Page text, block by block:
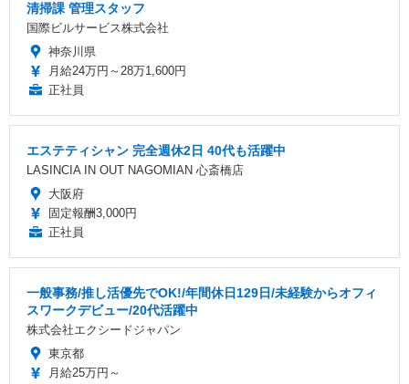
清掃課 管理スタッフ
国際ビルサービス株式会社
神奈川県
月給24万円～28万1,600円
正社員
エステティシャン 完全週休2日 40代も活躍中
LASINCIA IN OUT NAGOMIAN 心斎橋店
大阪府
固定報酬3,000円
正社員
一般事務/推し活優先でOK!/年間休日129日/未経験からオフィ
スワークデビュー/20代活躍中
株式会社エクシードジャパン
東京都
月給25万円～